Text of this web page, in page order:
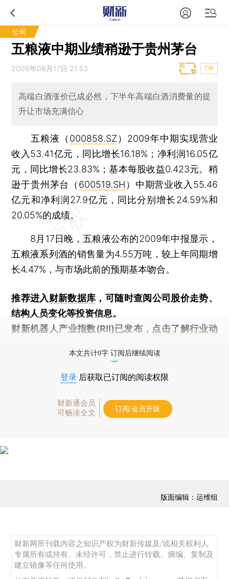
公司
五粮液中期业绩稍逊于贵州茅台
2009年08月17日 21:53 T中
高端白酒涨价已成必然，下半年高端白酒消费量的提
升让市场充满信心
五粮液（ 000858.SZ ）2009年中期实现营业
收入53.41亿元，同比增长16.18%；净利润16.05亿
元，同比增长23.83%；基本每股收益0.423元。稍
逊于贵州茅台（ 600519.SH ）中期营业收入55.46
亿元和净利润27.9亿元，同比分别增长24.59%和
20.05%的成绩。
8月17日晚，五粮液公布的2009年中报显示，
五粮液系列酒的销售量为4.55万吨，较上年同期增
长4.47%，与市场此前的预期基本吻合。
推荐进入财新数据库 ，可随时查阅公司股价走势、
结构人员变化等投资信息。
财新机器人产业指数(RII)已发布， 点击了解行业动
本文共计0字 订阅后继续阅读
登录 后获取已订阅的阅读权限
财新通会员
可畅读全文
订阅/会员升级
版面编辑：运维组
财新网所刊载内容之知识产权为财新传媒及/或相关权利人
专属所有或持有。未经许可，禁止进行转载、摘编、复制及
建立镜像等任何使用。